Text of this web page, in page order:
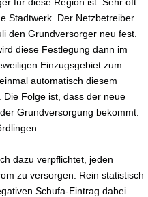
Stadtwerk. Der Netzbetreiber
den Grundversorger neu fest.
diese Festlegung dann im
Einzugsgebiet zum
automatisch diesem
Folge ist, dass der neue
Grundversorgung bekommt.
dazu verpflichtet, jeden
zu versorgen. Rein statistisch
Schufa-Eintrag dabei